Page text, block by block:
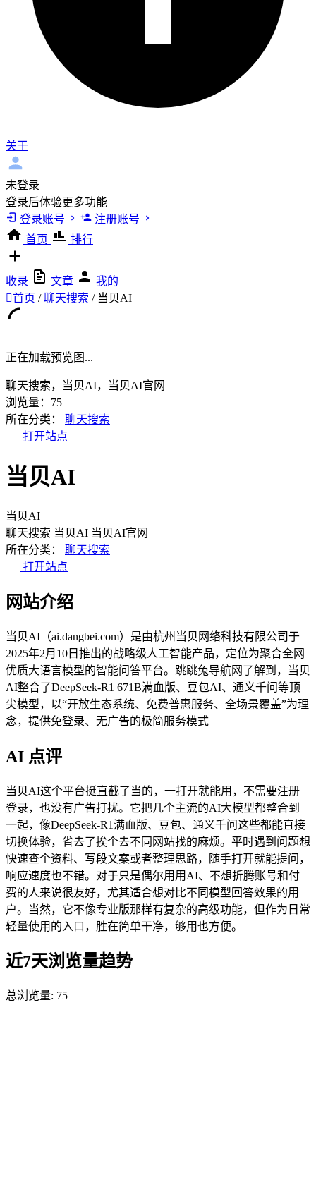
关于
未登录
登录后体验更多功能
登录账号
注册账号
首页
排行
收录 文章
我的
首页 / 聊天搜索 / 当贝AI
正在加载预览图...
聊天搜索，当贝AI，当贝AI官网
浏览量：75
所在分类：
聊天搜索
打开站点
当贝AI
当贝AI
聊天搜索 当贝AI 当贝AI官网
所在分类：
聊天搜索
打开站点
网站介绍
当贝AI（ai.dangbei.com）是由杭州当贝网络科技有限公司于
2025年2月10日推出的战略级人工智能产品，定位为聚合全网
优质大语言模型的智能问答平台。跳跳兔导航网了解到，当贝
AI整合了DeepSeek-R1 671B满血版、豆包AI、通义千问等顶
尖模型，以“开放生态系统、免费普惠服务、全场景覆盖”为理
念，提供免登录、无广告的极简服务模式
AI 点评
当贝AI这个平台挺直截了当的，一打开就能用，不需要注册
登录，也没有广告打扰。它把几个主流的AI大模型都整合到
一起，像DeepSeek-R1满血版、豆包、通义千问这些都能直接
切换体验，省去了挨个去不同网站找的麻烦。平时遇到问题想
快速查个资料、写段文案或者整理思路，随手打开就能提问，
响应速度也不错。对于只是偶尔用用AI、不想折腾账号和付
费的人来说很友好，尤其适合想对比不同模型回答效果的用
户。当然，它不像专业版那样有复杂的高级功能，但作为日常
轻量使用的入口，胜在简单干净，够用也方便。
近7天浏览量趋势
总浏览量: 75